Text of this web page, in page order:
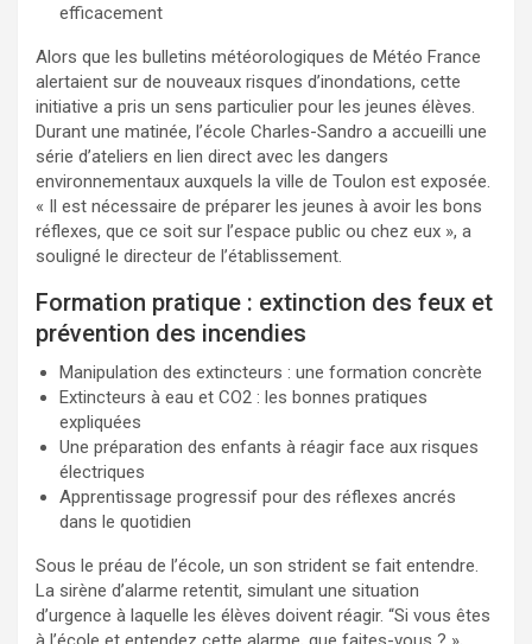
efficacement
Alors que les bulletins météorologiques de Météo France
alertaient sur de nouveaux risques d’inondations, cette
initiative a pris un sens particulier pour les jeunes élèves.
Durant une matinée, l’école Charles-Sandro a accueilli une
série d’ateliers en lien direct avec les dangers
environnementaux auxquels la ville de Toulon est exposée.
« Il est nécessaire de préparer les jeunes à avoir les bons
réflexes, que ce soit sur l’espace public ou chez eux », a
souligné le directeur de l’établissement.
Formation pratique : extinction des feux et
prévention des incendies
Manipulation des extincteurs : une formation concrète
Extincteurs à eau et CO2 : les bonnes pratiques
expliquées
Une préparation des enfants à réagir face aux risques
électriques
Apprentissage progressif pour des réflexes ancrés
dans le quotidien
Sous le préau de l’école, un son strident se fait entendre.
La sirène d’alarme retentit, simulant une situation
d’urgence à laquelle les élèves doivent réagir. “Si vous êtes